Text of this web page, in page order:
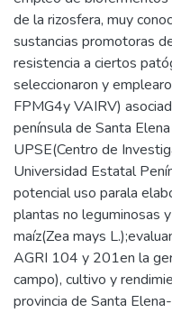
de la rizosfera, muy
sustancias promotoras
resistencia a ciertos
seleccionaron y
FPMG4y VAIRV)
península de Santa
UPSE(Centro de
Universidad Estatal
potencial uso parala
plantas no leguminosas
maíz(Zea mays
AGRI 104 y 201en la
campo), cultivo y
provincia de Santa